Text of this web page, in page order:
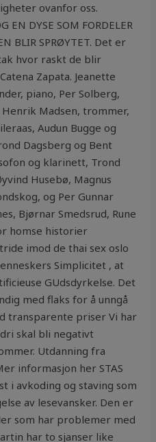
ovanfor oss.
EN DYSE SOM FORDELER
BLIR SPRØYTET. Det er
hvor raskt de blir
Zapata. Jeanette
piano, Per Solberg,
Madsen, trommer,
Audun Bugge og
Dagsberg og Bent
og klarinett, Trond
Husebø, Magnus
og Per Gunnar
Bjørnar Smedsrud, Rune
homse historier
imod de thai sex oslo
Simplicitet , at
GUdsdyrkelse. Det
med flaks for å unngå
transparente priser Vi har
skal bli negativt
Utdanning fra
informasjon her STAS
i avkoding og staving som
av lesevansker. Den er
som har problemer med
har to sjanser like